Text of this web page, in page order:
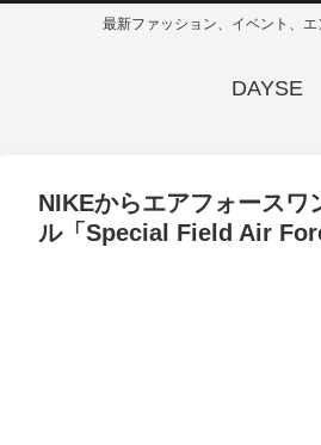
最新ファッション、イベント、エ
DAYSE
NIKEからエアフォースワ
ル「Special Field Air